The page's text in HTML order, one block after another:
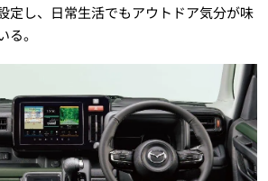
定し、日常生活でもアウトドア気分が味
。